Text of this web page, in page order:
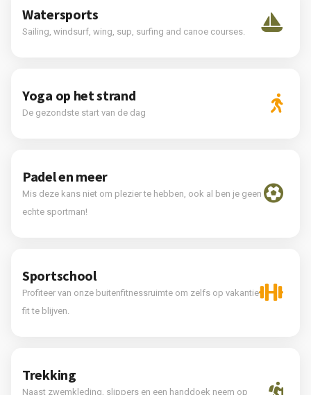
Watersports
Sailing, windsurf, wing, sup, surfing and canoe courses.
Yoga op het strand
De gezondste start van de dag
Padel en meer
Mis deze kans niet om plezier te hebben, ook al ben je geen
echte sportman!
Sportschool
Profiteer van onze buitenfitnessruimte om zelfs op vakantie
fit te blijven.
Trekking
Naast zwemkleding, slippers en een handdoek neem op